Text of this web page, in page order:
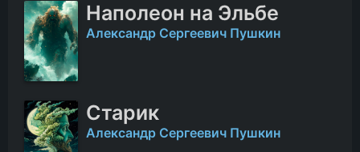
Наполеон на Эльбе
Александр Сергеевич Пушкин
Старик
Александр Сергеевич Пушкин